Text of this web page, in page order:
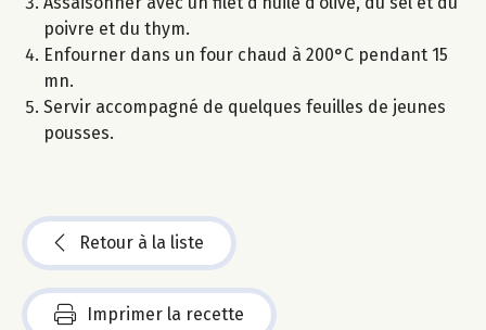
poivre et du thym.
Enfourner dans un four chaud à 200°C pendant 15
mn.
Servir accompagné de quelques feuilles de jeunes
pousses.
Retour à la liste
Imprimer la recette